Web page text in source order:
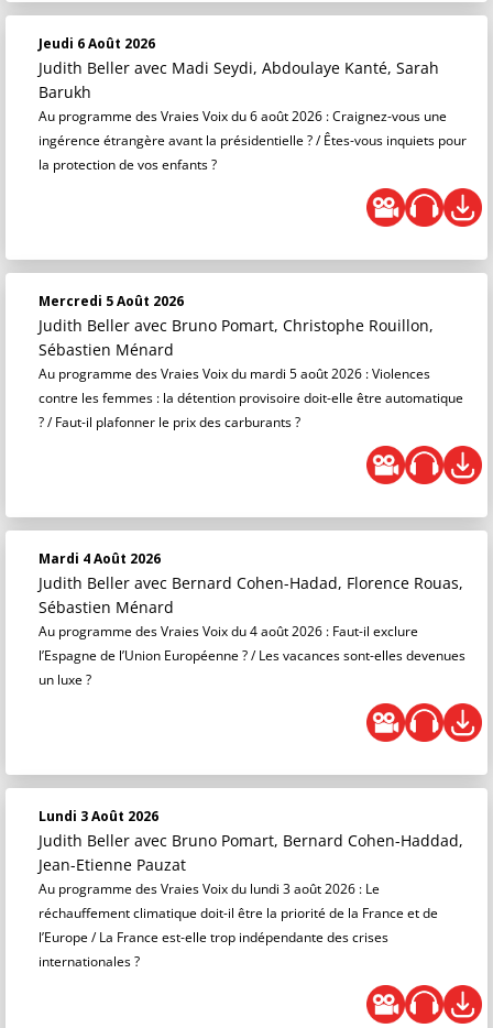
Jeudi 6 Août 2026
Judith Beller avec Madi Seydi, Abdoulaye Kanté, Sarah
Barukh
Au programme des Vraies Voix du 6 août 2026 : Craignez-vous une
ingérence étrangère avant la présidentielle ? / Êtes-vous inquiets pour
la protection de vos enfants ?
Mercredi 5 Août 2026
Judith Beller avec Bruno Pomart, Christophe Rouillon,
Sébastien Ménard
Au programme des Vraies Voix du mardi 5 août 2026 : Violences
contre les femmes : la détention provisoire doit-elle être automatique
? / Faut-il plafonner le prix des carburants ?
Mardi 4 Août 2026
Judith Beller avec Bernard Cohen-Hadad, Florence Rouas,
Sébastien Ménard
Au programme des Vraies Voix du 4 août 2026 : Faut-il exclure
l’Espagne de l’Union Européenne ? / Les vacances sont-elles devenues
un luxe ?
Lundi 3 Août 2026
Judith Beller avec Bruno Pomart, Bernard Cohen-Haddad,
Jean-Etienne Pauzat
Au programme des Vraies Voix du lundi 3 août 2026 : Le
réchauffement climatique doit-il être la priorité de la France et de
l’Europe / La France est-elle trop indépendante des crises
internationales ?